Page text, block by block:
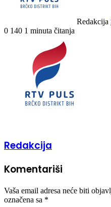
Redakcija
0 140 1 minuta čitanja
Redakcija
Komentariši
Vaša email adresa neće biti
označena sa *